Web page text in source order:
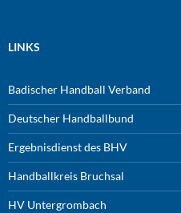
LINKS
Badischer Handball Verband
Deutscher Handballbund
Ergebnisdienst des BHV
Handballkreis Bruchsal
HV Untergrombach